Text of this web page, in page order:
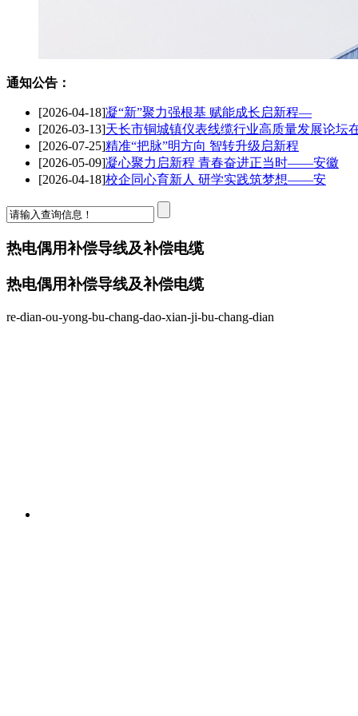
通知公告：
[2026-04-18]凝“新”聚力强根基 赋能成长启新程—
[2026-03-13]天长市铜城镇仪表线缆行业高质量发展论坛
[2026-07-25]精准“把脉”明方向 智转升级启新程
[2026-05-09]凝心聚力启新程 青春奋进正当时——安徽
[2026-04-18]校企同心育新人 研学实践筑梦想——安
热电偶用补偿导线及补偿电缆
热电偶用补偿导线及补偿电缆
re-dian-ou-yong-bu-chang-dao-xian-ji-bu-chang-dian